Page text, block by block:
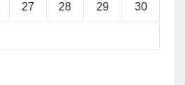
27 28 29 30